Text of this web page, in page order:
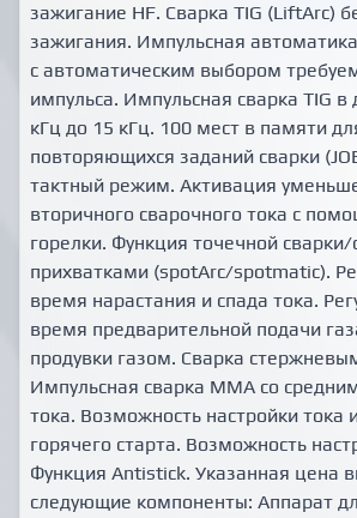
зажигание HF. Сварка ТIG (LiftArc)
зажигания. Импульсная
с автоматическим выбором
импульса. Импульсная сварка TIG в
кГц до 15 кГц. 100 мест в памяти
повторяющихся заданий сварки
тактный режим. Активация
вторичного сварочного тока с
горелки. Функция точечной сварки/
прихватками (spotArc/spotmatic).
время нарастания и спада тока.
время предварительной подачи
продувки газом. Сварка
Импульсная сварка ММА со
тока. Возможность настройки тока
горячего старта. Возможность
Функция Antistick. Указанная цена
следующие компоненты: Аппарат